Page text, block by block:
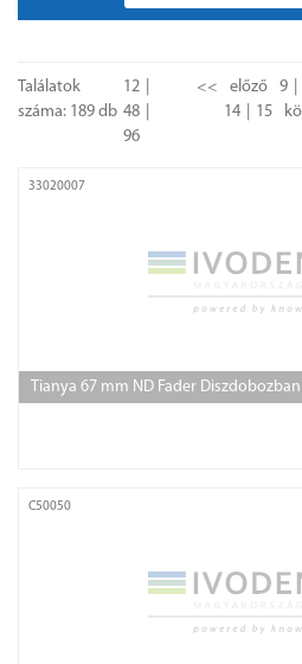
Találatok
száma: 189 db
12
48
96
<< előző 9
14
15
33020007
Tianya 67 mm ND Fader Diszdobozban
C50050